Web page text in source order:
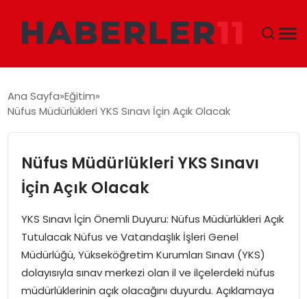
EKONOMI
SIYASET
Ana Sayfa Eğitim
Nüfus Müdürlükleri YKS Sınavı İçin Açık Olacak
Nüfus Müdürlükleri YKS Sınavı
İçin Açık Olacak
YKS Sınavı İçin Önemli Duyuru: Nüfus Müdürlükleri Açık
Tutulacak Nüfus ve Vatandaşlık İşleri Genel
Müdürlüğü, Yükseköğretim Kurumları Sınavı (YKS)
dolayısıyla sınav merkezi olan il ve ilçelerdeki nüfus
müdürlüklerinin açık olacağını duyurdu. Açıklamaya